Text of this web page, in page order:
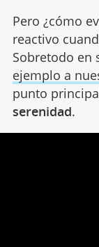
Pero ¿cómo
reactivo
Sobretodo en
ejemplo a
punto
serenidad.